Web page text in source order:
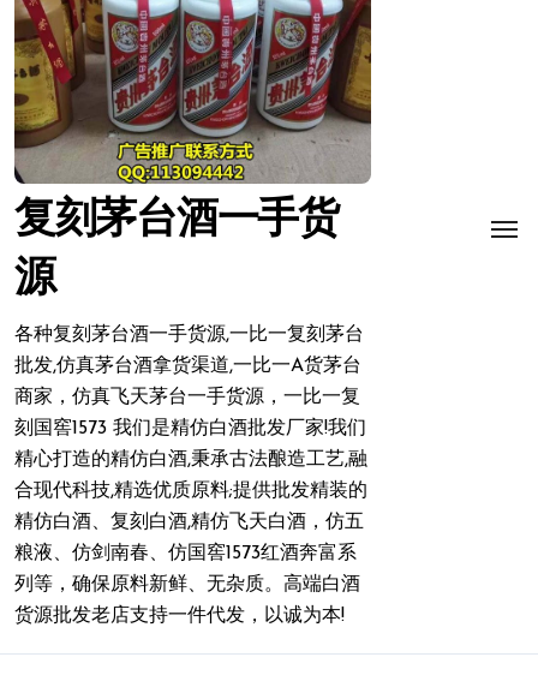
复刻茅台酒一手货
源
各种复刻茅台酒一手货源,一比一复刻茅台
批发,仿真茅台酒拿货渠道,一比一A货茅台
商家，仿真飞天茅台一手货源，一比一复
刻国窖1573 我们是精仿白酒批发厂家!我们
精心打造的精仿白酒,秉承古法酿造工艺,融
合现代科技,精选优质原料;提供批发精装的
精仿白酒、复刻白酒,精仿飞天白酒，仿五
粮液、仿剑南春、仿国窖1573红酒奔富系
列等，确保原料新鲜、无杂质。高端白酒
货源批发老店支持一件代发，以诚为本!